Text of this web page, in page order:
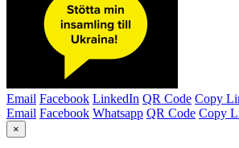
Email Facebook LinkedIn QR Code Copy
Email Facebook Whatsapp QR Code Copy
×